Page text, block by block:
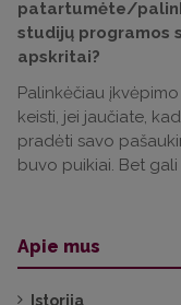
patartumėte/
studijų programos
apskritai?
Palinkėčiau
keisti, jei jaučiate,
pradėti savo
buvo puikiai. Bet
Apie mus
Istorija